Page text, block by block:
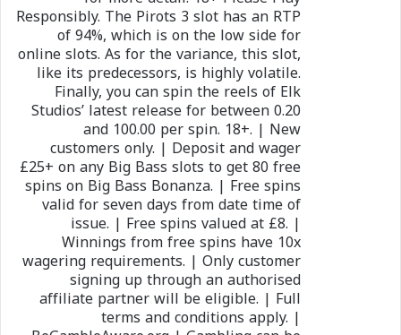
Responsibly. The Pirots 3 slot has an RTP
of 94%, which is on the low side for
online slots. As for the variance, this slot,
like its predecessors, is highly volatile.
Finally, you can spin the reels of Elk
Studios’ latest release for between 0.20
and 100.00 per spin. 18+. | New
customers only. | Deposit and wager
£25+ on any Big Bass slots to get 80 free
spins on Big Bass Bonanza. | Free spins
valid for seven days from date time of
issue. | Free spins valued at £8. |
Winnings from free spins have 10x
wagering requirements. | Only customer
signing up through an authorised
affiliate partner will be eligible. | Full
terms and conditions apply. |